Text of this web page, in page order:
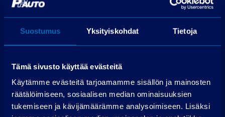
Suostumus Yksityiskohdat Tietoja
Tämä sivusto käyttää evästeitä
Käytämme evästeitä tarjoamamme sisällön ja mainosten
räätälöimiseen, sosiaalisen median ominaisuuksien
tukemiseen ja kävijämäärämme analysoimiseen. Lisäksi
Puh.075 3040 5210
Laske rahoitus
Suurempi viimeinen erä (€):
Rahoitusaika (kk):